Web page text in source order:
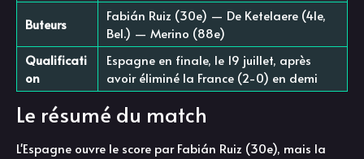
Buteurs
Fabián Ruiz (30e) — De Ketelaere (41e,
Bel.) — Merino (88e)
Qualificati
on
Espagne en finale, le 19 juillet, après
avoir éliminé la France (2-0) en demi
Le résumé du match
L'Espagne ouvre le score par Fabián Ruiz (30e), mais la